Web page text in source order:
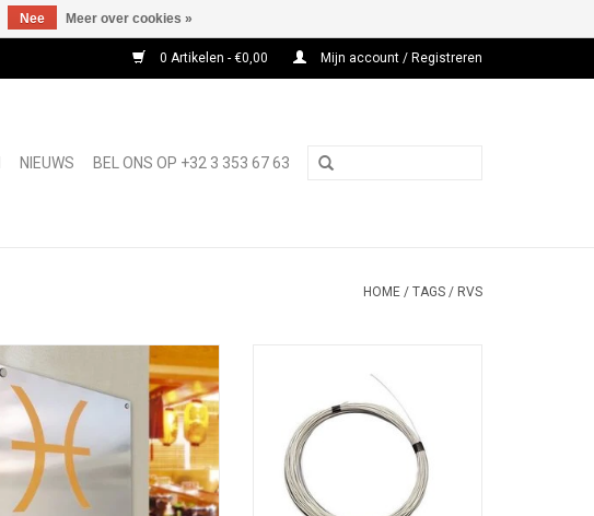
0 Artikelen - €0,00 Mijn account / Registreren
NIEUWS BEL ONS OP +32 3 353 67 63
HOME / TAGS / RVS
TOEVOEGEN AAN WINKELWAGEN
Staalkabel Roestvrij PVC gecoat
Ø1,2 mm voor ophangsystemen
met fisso-, fly- of digi-producten.
TOEVOEGEN AAN WINKELWAGEN
Nee Meer over cookies »